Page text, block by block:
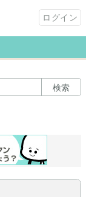
ログイン
検索